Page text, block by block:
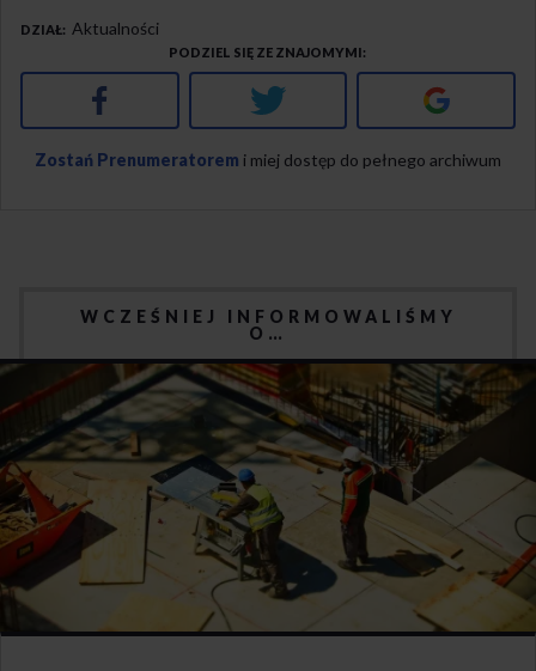
DZIAŁ Aktualności
PODZIEL SIĘ ZE ZNAJOMYMI
Facebook Twitter Google+
Zostań Prenumeratorem i miej dostęp do pełnego archiwum
WCZEŚNIEJ INFORMOWALIŚMY
O…